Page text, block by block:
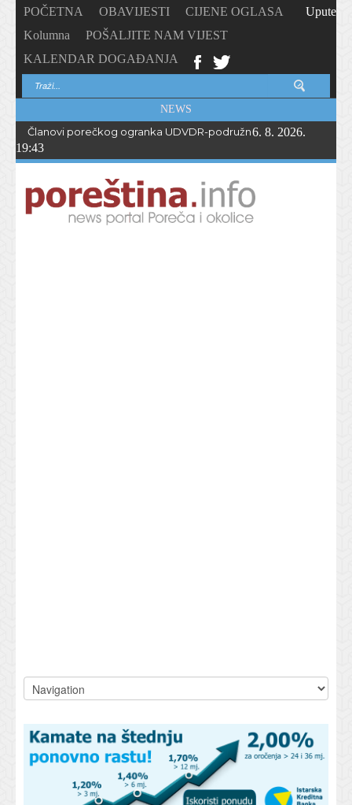
POČETNA OBAVIJESTI
CIJENE OGLASA
Kolumna
POŠALJITE NAM VIJEST
KALENDAR DOGAĐANJA
Upute
NEWS
Članovi porečkog ogranka UDVDR-podružnice Istarske
6. 8. 2026.
19:43